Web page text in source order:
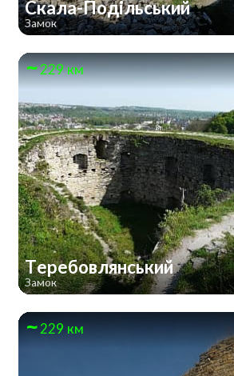
Скала-Подільський
Замок
229 км
Теребовлянський
Замок
229 км